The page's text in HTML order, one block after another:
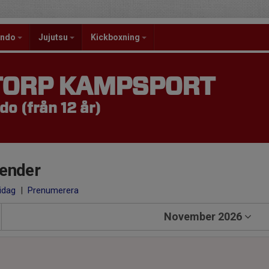
Jujutsu Kickboxning
KAMPSPORT
(från 12 år)
| Prenumerera
November 2026